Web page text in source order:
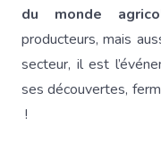
du monde
producteurs, mais
secteur, il est
ses découvertes,
!